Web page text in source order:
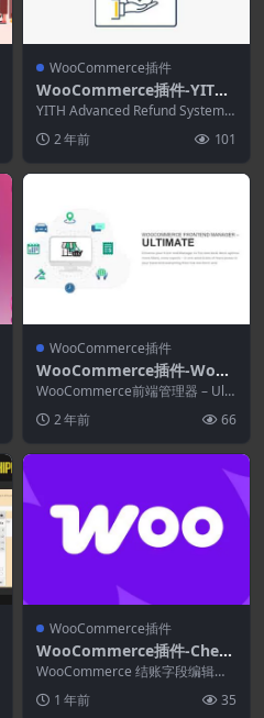
WooCommerce插件
WooCommerce插件-YITH
Advanced Refund System
for WooCommerce 1.25.0
YITH Advanced Refund System f
2 年前 101
WooCommerce插件
WooCommerce插件-WooC
ommerce Frontend Mana
ger–Delivery 1.2.7
WooCommerce前端管理器 – Ulti
2 年前 66
WooCommerce插件
WooCommerce插件-Check
out Field Editor for WooC
ommerce 1.7.24
WooCommerce 结账字段编辑
加、编辑和删除 ...
1 年前 35